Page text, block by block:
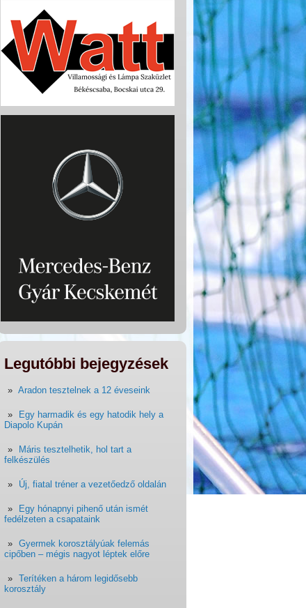
Legutóbbi bejegyzések
Aradon tesztelnek a 12 éveseink
Egy harmadik és egy hatodik hely a
Diapolo Kupán
Máris tesztelhetik, hol tart a
felkészülés
Új, fiatal tréner a vezetőedző oldalán
Egy hónapnyi pihenő után ismét
fedélzeten a csapataink
Gyermek korosztályúak felemás
cipőben – mégis nagyot léptek előre
Terítéken a három legidősebb
korosztály